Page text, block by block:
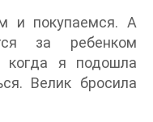
и покупаемся. А
за ребенком
когда я подошла
Велик бросила